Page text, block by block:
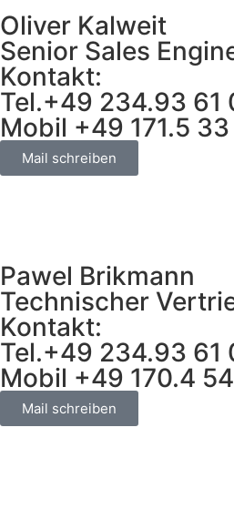
Oliver Kalweit
Senior Sales
Kontakt:
Tel.+49 234.93 61
Mobil +49 171.5
Mail schreiben
Pawel Brikmann
Technischer
Kontakt:
Tel.+49 234.93 61
Mobil +49 170.4
Mail schreiben